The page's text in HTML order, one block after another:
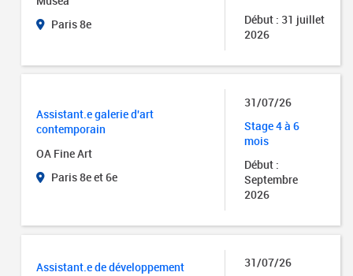
Paris 8e
Début : 31 juillet
2026
Assistant.e galerie d'art
contemporain
OA Fine Art
Paris 8e et 6e
31/07/26
Stage 4 à 6
mois
Début :
Septembre
2026
Assistant.e de développement
31/07/26